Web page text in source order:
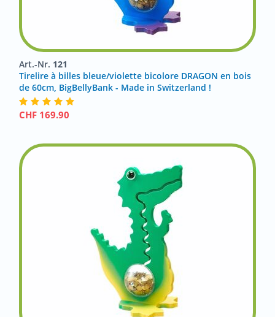
Art.-Nr. 121
Tirelire à billes bleue/violette bicolore DRAGON en bois
de 60cm, BigBellyBank - Made in Switzerland !
CHF 169.90